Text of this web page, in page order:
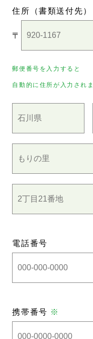
住所 （書類送付先）
〒
郵便番号を入力すると
自動的に住所が入力されま
電話番号
携帯番号 ※